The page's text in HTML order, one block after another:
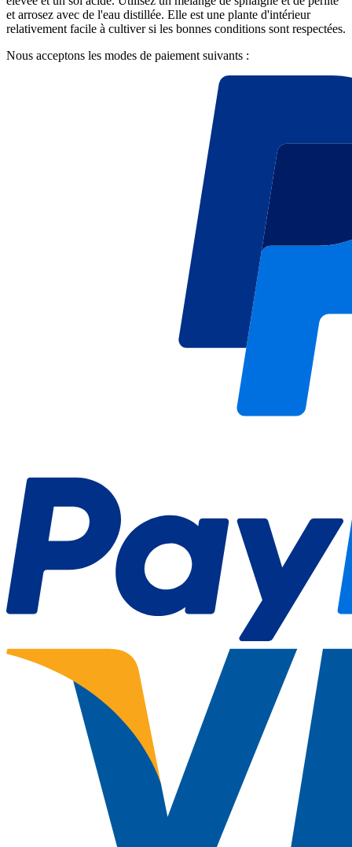
et arrosez avec de l'eau distillée. Elle est une plante d'intérieur
relativement facile à cultiver si les bonnes conditions sont respectées.
Nous acceptons les modes de paiement suivants :